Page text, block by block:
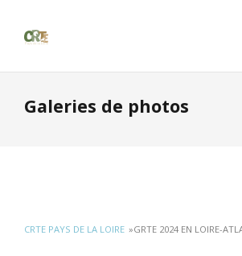
Galeries de photos
CRTE PAYS DE LA LOIRE »GRTE 2024 EN LOIRE-